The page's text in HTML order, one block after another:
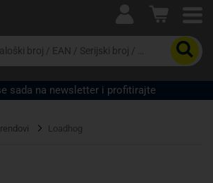
asortiman proizvoda i
sada na newsletter i profitirajte
Loadhog